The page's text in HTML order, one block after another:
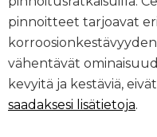
pinnoitteet tarjoavat
vähentävät
kevyitä ja kestäviä,
saadaksesi lisätietoja.